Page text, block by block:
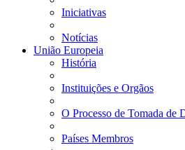
Iniciativas
Notícias
União Europeia
História
Instituições e Orgãos
O Processo de Tomada de
Países Membros